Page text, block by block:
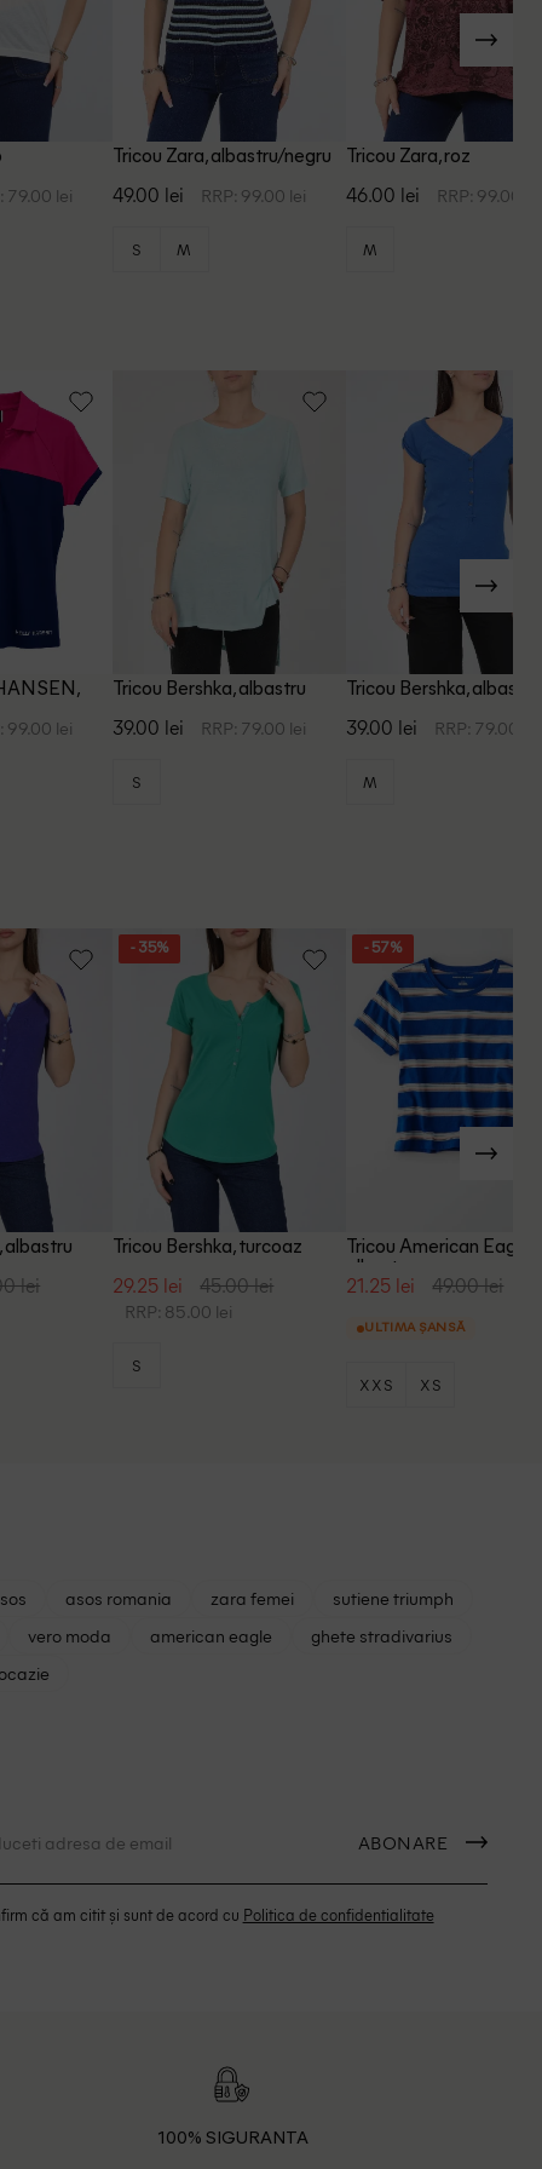
79.00 lei
Tricou Zara, albastru/negru
49.00 lei RRP: 99.00 lei
S M
Tricou Zara, roz
46.00 lei RRP: 99.00 lei
M
99.00 lei
Tricou Bershka, albastru
39.00 lei RRP: 79.00 lei
S
Tricou Bershka, albastru
39.00 lei RRP: 79.00 lei
M
albastru
lei
- 35%
Tricou Bershka, turcoaz
29.25 lei 45.00 lei
RRP: 85.00 lei
S
- 57%
Tricou American Eagle,
albastru
21.25 lei 49.00 lei
ULTIMA ȘANSĂ
XXS XS
asos romania zara femei
sutiene triumph
vero moda american eagle
ghete stradivarius
ABONARE
că am citit și sunt de acord cu Politica de confidentialitate
100% SIGURANTA